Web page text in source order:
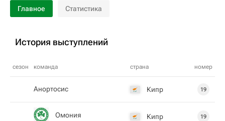
Главное Статистика
История выступлений
сезон команда страна номер
Анортосис Кипр 19
Омония Кипр 19